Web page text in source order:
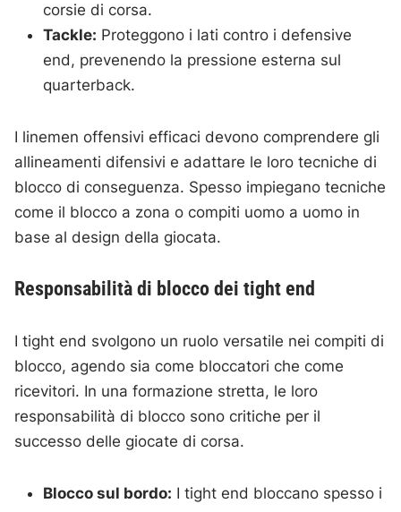
corsie di corsa.
Tackle: Proteggono i lati contro i defensive
end, prevenendo la pressione esterna sul
quarterback.
I linemen offensivi efficaci devono comprendere gli
allineamenti difensivi e adattare le loro tecniche di
blocco di conseguenza. Spesso impiegano tecniche
come il blocco a zona o compiti uomo a uomo in
base al design della giocata.
Responsabilità di blocco dei tight end
I tight end svolgono un ruolo versatile nei compiti di
blocco, agendo sia come bloccatori che come
ricevitori. In una formazione stretta, le loro
responsabilità di blocco sono critiche per il
successo delle giocate di corsa.
Blocco sul bordo: I tight end bloccano spesso i